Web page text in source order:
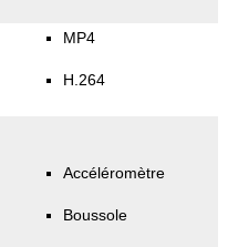
MP4
H.264
Accéléromètre
Boussole